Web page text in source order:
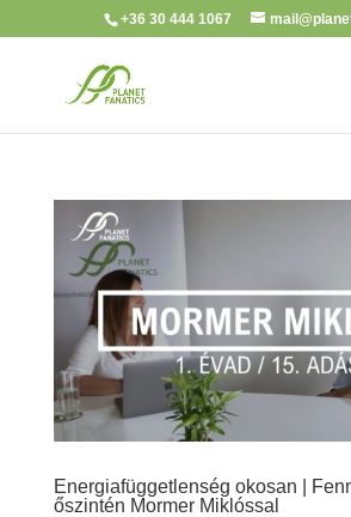
+36 30 444 1067
Energiafüggetlenség okosan |
őszintén Mormer Miklóssal